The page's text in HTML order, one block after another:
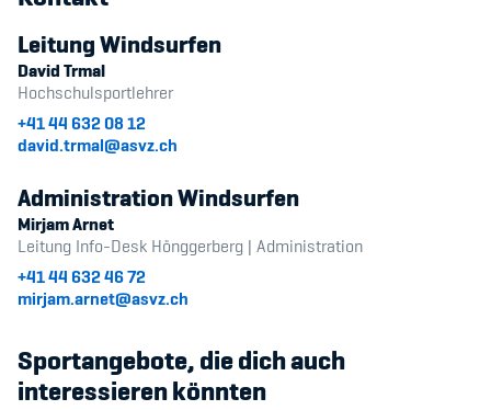
Leitung Windsurfen
David Trmal
Hochschulsportlehrer
+41 44 632 08 12
david.trmal@asvz.ch
Administration Windsurfen
Mirjam Arnet
Leitung Info-Desk Hönggerberg | Administration
+41 44 632 46 72
mirjam.arnet@asvz.ch
Sportangebote, die dich auch
interessieren könnten